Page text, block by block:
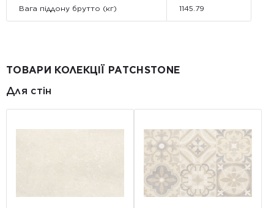
Вага піддону брутто (кг) 1145.79
ТОВАРИ КОЛЕКЦІЇ PATCHSTONE
Для стін